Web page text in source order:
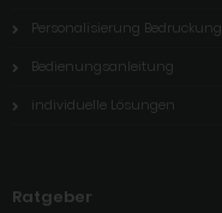
Personalisierung Bedruckung
Bedienungsanleitung
individuelle Lösungen
Ratgeber